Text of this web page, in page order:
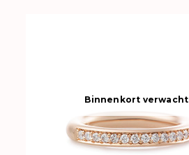
Binnenkort verwacht